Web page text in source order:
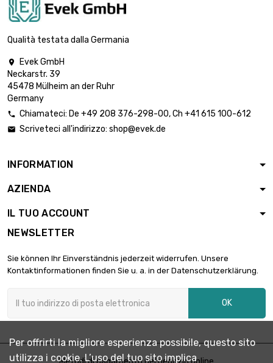
larghezza : 90mm
Spessore/Resistenza :
lunghezza : 1 Meter
larghezza : 30mm
Spessore/Resistenza :
2mm
Spessore/Resistenza :
lunghezza : 1 Meter
Spessore/Resistenza :
lunghezza : 0.5 Meter
larghezza : 40mm
2mm
lunghezza : 1 Meter
6,44 €
Spessore/Resistenza :
larghezza : 45mm
Spessore/Resistenza :
Qualità testata dalla Germania

Evek GmbH
Neckarstr. 39
45478 Mülheim an der Ruhr
Germany
 Chiamateci: De +49 208 376-298-00, Ch +41 615 100-612
 Scriveteci all'indirizzo: shop@evek.de
INFORMATION
AZIENDA
IL TUO ACCOUNT
NEWSLETTER
Sie können Ihr Einverständnis jederzeit widerrufen. Unsere
Kontaktinformationen finden Sie u. a. in der Datenschutzerklärung.
OK
Per offrirti la migliore esperienza possibile, questo sito
utilizza i cookie. L’uso del tuo sito implica